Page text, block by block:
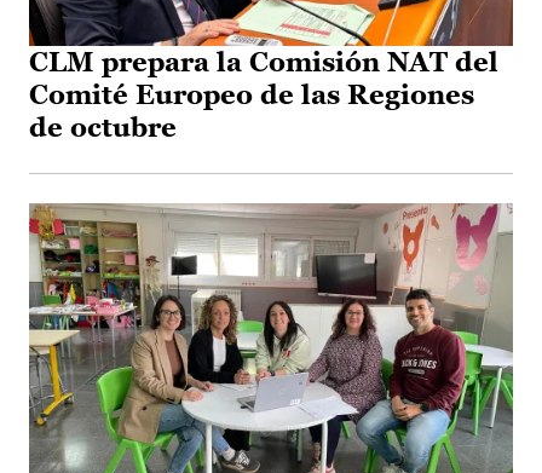
CLM prepara la Comisión NAT del
Comité Europeo de las Regiones
de octubre